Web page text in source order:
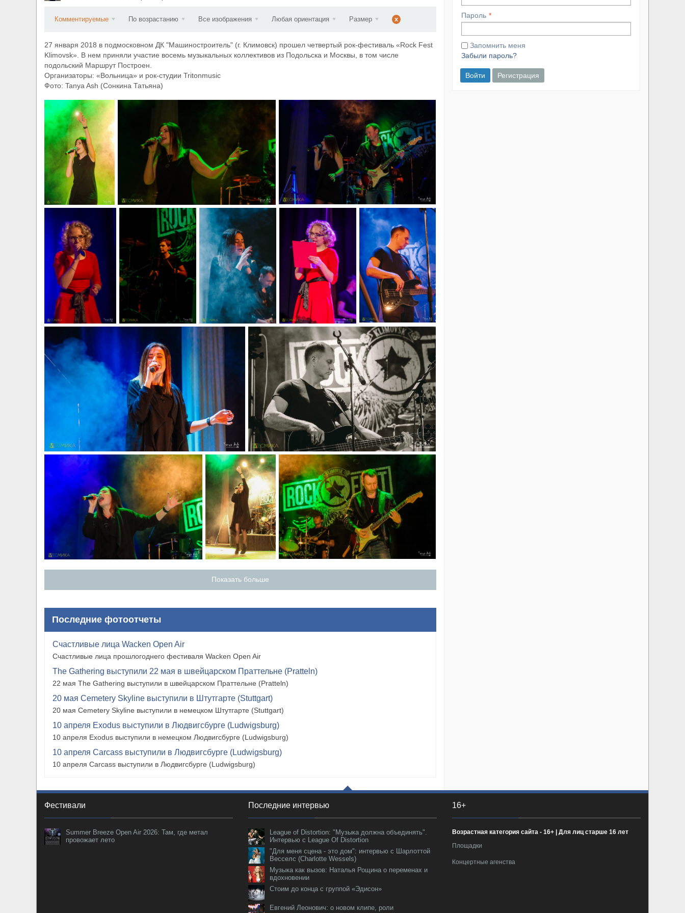
Комментируемые По возрастанию Все изображения Любая ориентация Размер x
27 января 2018 в подмосковном ДК "Машиностроитель" (г. Климовск) прошел четвертый рок-фестиваль «Rock Fest
Klimovsk». В нем приняли участие восемь музыкальных коллективов из Подольска и Москвы, в том числе
подольский Маршрут Построен.
Организаторы: «Вольница» и рок-студии Tritonmusic
Фото: Tanya Ash (Сонкина Татьяна)
Показать больше
Последние фотоотчеты
Счастливые лица Wacken Open Air
Счастливые лица прошлогоднего фестиваля Wacken Open Air
The Gathering выступили 22 мая в швейцарском Праттельне (Pratteln)
22 мая The Gathering выступили в швейцарском Праттельне (Pratteln)
20 мая Cemetery Skyline выступили в Штутгарте (Stuttgart)
20 мая Cemetery Skyline выступили в немецком Штутгарте (Stuttgart)
10 апреля Exodus выступили в Людвигсбурге (Ludwigsburg)
10 апреля Exodus выступили в немецком Людвигсбурге (Ludwigsburg)
10 апреля Carcass выступили в Людвигсбурге (Ludwigsburg)
10 апреля Carcass выступили в Людвигсбурге (Ludwigsburg)
Пароль
Запомнить меня
Забыли пароль?
Войти Регистрация
Фестивали
Summer Breeze Open Air 2026: Там, где метал
провожает лето
Последние интервью
League of Distortion: "Музыка должна объединять".
Интервью с League Of Distortion
"Для меня сцена - это дом": интервью с Шарлоттой
Весселс (Charlotte Wessels)
Музыка как вызов: Наталья Рощина о переменах и
вдохновении
Стоим до конца с группой «Эдисон»
Евгений Леонович: о новом клипе, роли
16+
Возрастная категория сайта - 16+ | Для лиц старше 16 лет
Площадки
Концертные агенства